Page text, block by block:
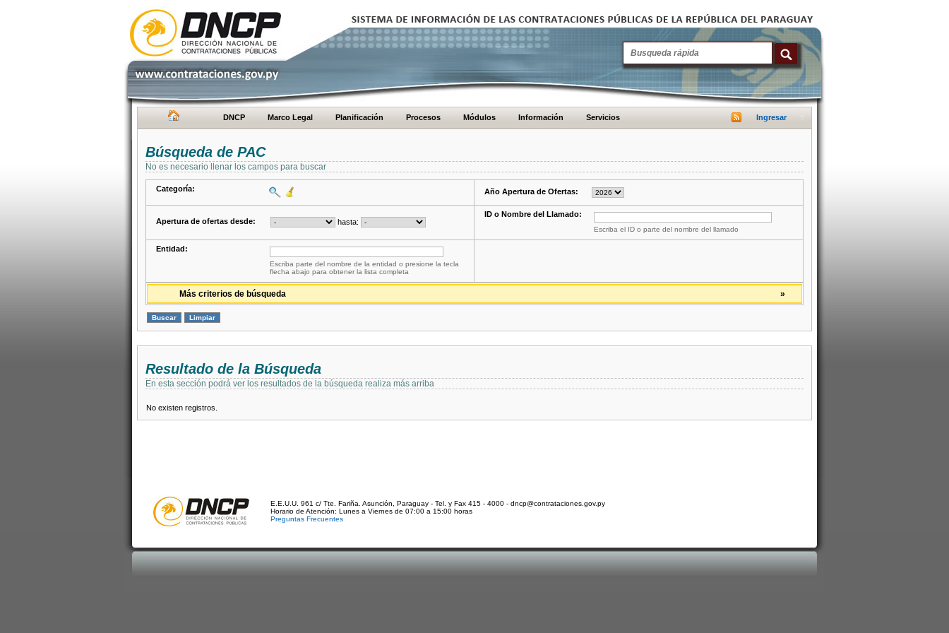
DNCP Marco Legal Planificación Procesos Módulos Información Servicios Ingresar
Búsqueda de PAC
No es necesario llenar los campos para buscar
Categoría: Año Apertura de Ofertas:
Apertura de ofertas desde: hasta:
ID o Nombre del Llamado:
Escriba el ID o parte del nombre del llamado
Entidad:
Escriba parte del nombre de la entidad o presione la tecla
flecha abajo para obtener la lista completa
»
Más criterios de búsqueda
Resultado de la Búsqueda
En esta sección podrá ver los resultados de la búsqueda realiza más arriba
No existen registros.
E.E.U.U. 961 c/ Tte. Fariña. Asunción, Paraguay - Tel. y Fax 415 - 4000 - dncp@contrataciones.gov.py
Horario de Atención: Lunes a Viernes de 07:00 a 15:00 horas
Preguntas Frecuentes